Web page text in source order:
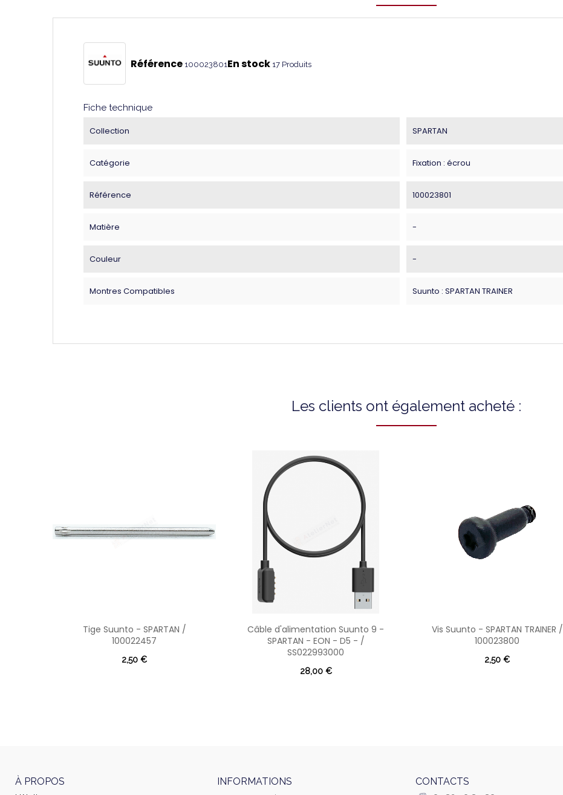
Référence 100023801 En stock 17 Produits
Fiche technique
Collection SPARTAN
Catégorie Fixation : écrou
Référence 100023801
Matière -
Couleur -
Montres Compatibles Suunto : SPARTAN TRAINER
Les clients ont également acheté :
Tige Suunto - SPARTAN /
100022457
2,50 €
Câble d'alimentation Suunto 9 -
SPARTAN - EON - D5 - /
SS022993000
28,00 €
Vis Suunto - SPARTAN TRAINER /
100023800
2,50 €
À PROPOS INFORMATIONS CONTACTS